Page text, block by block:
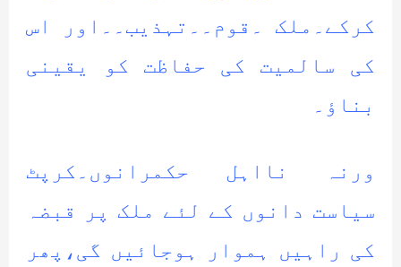
کرکے۔ملک ۔قوم۔۔تہذیب۔۔اور اس
کی سالمیت کی حفاظت کو یقینی
بناؤ۔
ورنہ نااہل حکمرانوں۔کرپٹ
سیاست دانوں کے لئے ملک پر قبضہ
کی راہیں ہموار ہوجائیں گی،پھر